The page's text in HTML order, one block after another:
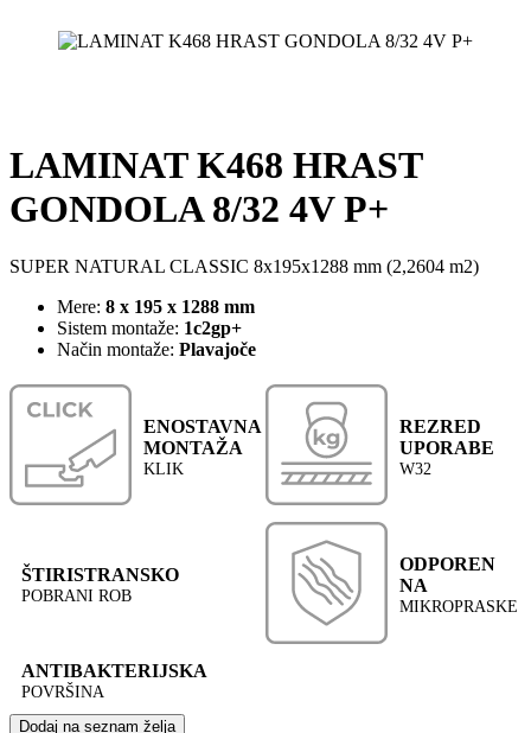
LAMINAT K468 HRAST
GONDOLA 8/32 4V P+
SUPER NATURAL CLASSIC 8x195x1288 mm (2,2604 m2)
Mere: 8 x 195 x 1288 mm
Sistem montaže: 1c2gp+
Način montaže: Plavajoče
ENOSTAVNA
MONTAŽA
KLIK
REZRED
UPORABE
W32
ŠTIRISTRANSKO
POBRANI ROB
ODPOREN
NA
MIKROPRASKE
ANTIBAKTERIJSKA
POVRŠINA
Dodaj na seznam želja